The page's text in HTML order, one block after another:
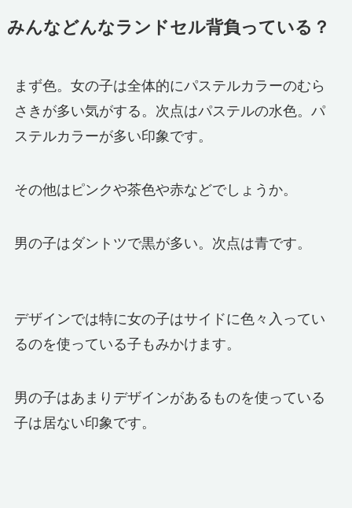
みんなどんなランドセル背負っている？
まず色。女の子は全体的にパステルカラーのむら
さきが多い気がする。次点はパステルの水色。パ
ステルカラーが多い印象です。
その他はピンクや茶色や赤などでしょうか。
男の子はダントツで黒が多い。次点は青です。
デザインでは特に女の子はサイドに色々入ってい
るのを使っている子もみかけます。
男の子はあまりデザインがあるものを使っている
子は居ない印象です。